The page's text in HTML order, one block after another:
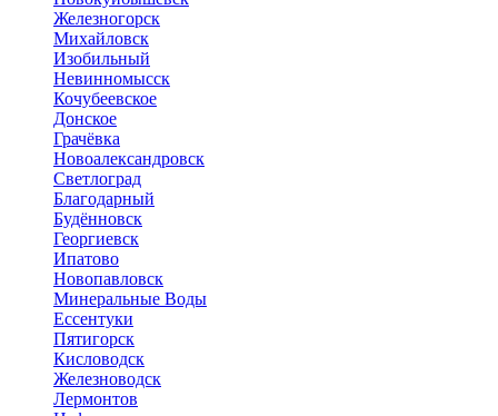
Железногорск
Михайловск
Изобильный
Невинномысск
Кочубеевское
Донское
Грачёвка
Новоалександровск
Светлоград
Благодарный
Будённовск
Георгиевск
Ипатово
Новопавловск
Минеральные Воды
Ессентуки
Пятигорск
Кисловодск
Железноводск
Лермонтов